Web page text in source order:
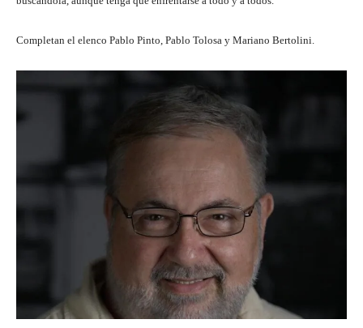
Completan el elenco Pablo Pinto, Pablo Tolosa y Mariano Bertolini.